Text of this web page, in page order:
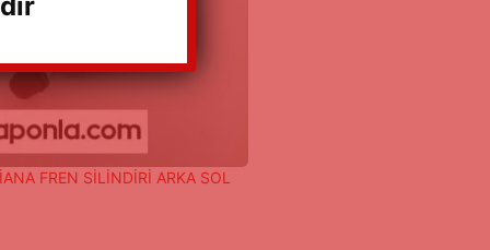
FREN SİLİNDİRİ ARKA SOL